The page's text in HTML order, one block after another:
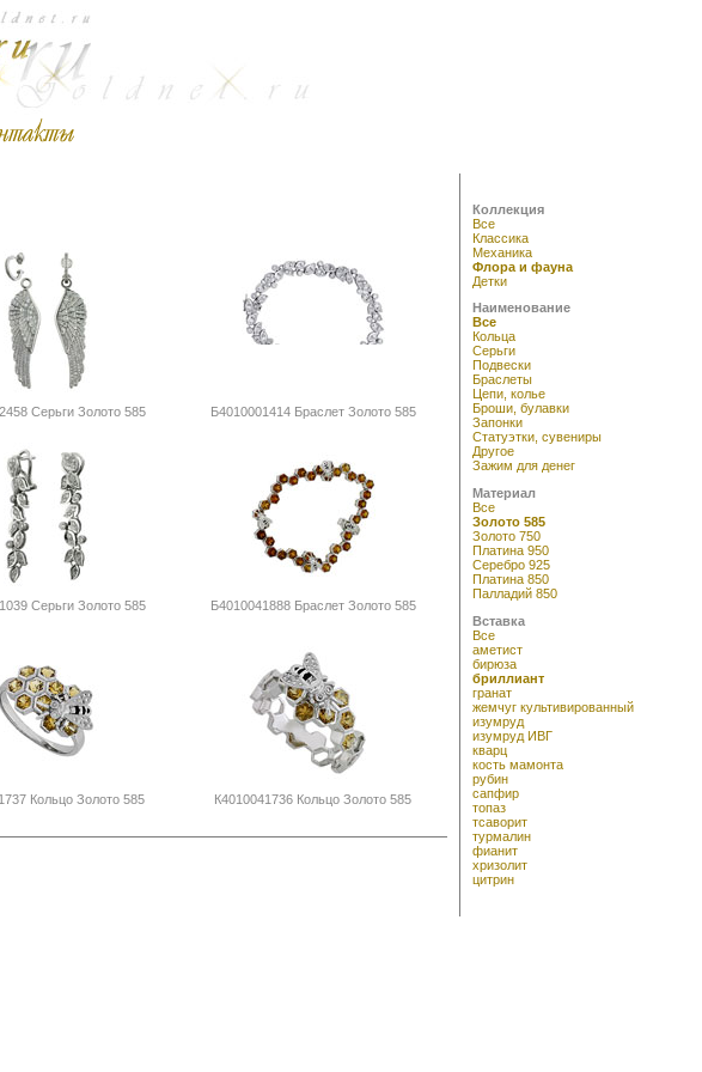
Серьги Золото 585 Б4010001414 Браслет Золото 585
Серьги Золото 585 Б4010041888 Браслет Золото 585
Кольцо Золото 585 К4010041736 Кольцо Золото 585
Коллекция
Все
Классика
Механика
Флора и фауна
Детки
Наименование
Все
Кольца
Серьги
Подвески
Браслеты
Цепи, колье
Броши, булавки
Запонки
Статуэтки, сувениры
Другое
Зажим для денег
Материал
Все
Золото 585
Золото 750
Платина 950
Серебро 925
Платина 850
Палладий 850
Вставка
Все
аметист
бирюза
бриллиант
гранат
жемчуг культивированный
изумруд
изумруд ИВГ
кварц
кость мамонта
рубин
сапфир
топаз
тсаворит
турмалин
фианит
хризолит
цитрин